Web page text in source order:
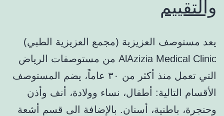
والتقييم
يعد مستوصف العزيزية (مجمع العزيزية الطبي)
AlAzizia Medical Clinic من مستوصفات الرياض
التي تعمل منذ أكثر من ٣٠ عاماً، يضم المستوصف
الأقسام التالية: أطفال، نساء وولادة، أنف وأذن
وحنجرة، باطنية، أسنان. بالإضافة الى قسم أشعة